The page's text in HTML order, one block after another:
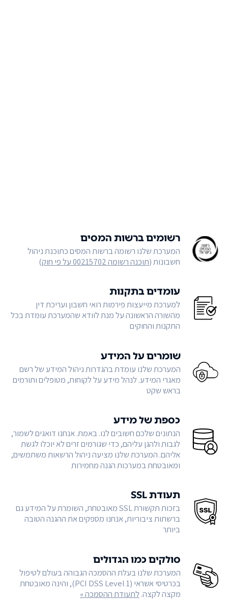
רשומים ברשות המסים
המערכת שלנו רשומה ברשות המסים כתוכנת ניהול
חשבונות (תוכנה רשומה 00215702 על פי חוק )
עומדים בתקנות
למערכת מייעצות פירמות רואי חשבון ועריכת דין
מהשורה הראשונה על מנת לוודא שהמערכת עומדת בכל
התקנות והחוקים
שומרים על המידע
המערכת שלנו עומדת בהגדרות ניהול המידע של רשם
מאגרי המידע. לנהל מידע על לקוחות, מטופלים ותורמים
בראש שקט
כספת של מידע
הנתונים שלכם חשובים לנו. באמת. אנחנו דואגים לשמור,
לגבות ולהגן עליהם, כדי שגורמים זרים לא יוכלו לגשת
אליהם. המערכת שלנו מציעה ניהול הרשאות משתמשים,
ומאובטחת במערכות הגנה מחמירות
תעודת SSL
בזכות תקשורת SSL מאובטחת, השומרת על המידע גם
ברשתות ציבוריות, אנחנו מספקים את ההגנה הטובה
ביותר
סולקים כמו הגדולים
המערכת שלנו בעלת ההסמכה הגבוהה בעולם לטיפול
בכרטיסי אשראי (PCI DSS Level 1), והינה מאובטחת
מקצה לקצה.לתעודת ההסמכה »